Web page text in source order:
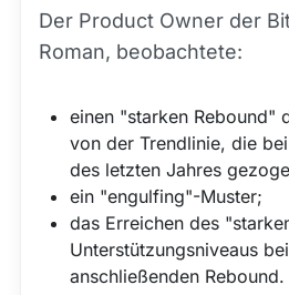
Der Product Owner der
Roman, beobachtete:
einen "starken Rebound"
von der Trendlinie, die
des letzten Jahres
ein "engulfing"-Muster;
das Erreichen des
Unterstützungsniveaus
anschließenden Rebound.